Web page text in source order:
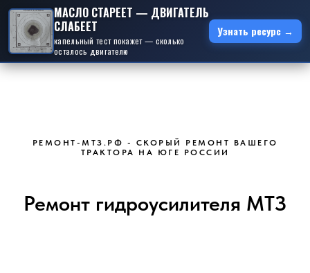
МАСЛО СТАРЕЕТ — ДВИГАТЕЛЬ
СЛАБЕЕТ
капельный тест покажет — сколько
осталось двигателю
Узнать ресурс →
РЕМОНТ-МТЗ.РФ - СКОРЫЙ РЕМОНТ ВАШЕГО
ТРАКТОРА НА ЮГЕ РОССИИ
Ремонт гидроусилителя МТЗ